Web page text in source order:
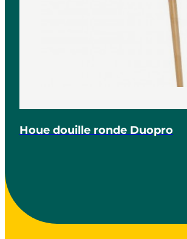
Houe douille ronde Duopro